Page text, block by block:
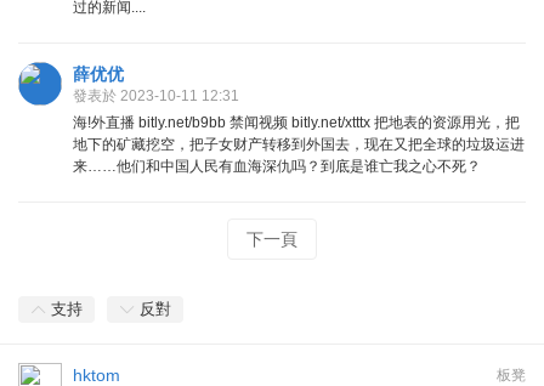
过的新闻....
薛优优
發表於 2023-10-11 12:31
海!外直播 bitly.net/b9bb 禁闻视频 bitly.net/xtttx 把地表的资源用光，把
地下的矿藏挖空，把子女财产转移到外国去，现在又把全球的垃圾运进
来……他们和中国人民有血海深仇吗？到底是谁亡我之心不死？
下一頁
支持 反對
板凳
hktom